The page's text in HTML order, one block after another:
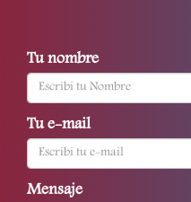
Tu nombre
Tu e-mail
Mensaje